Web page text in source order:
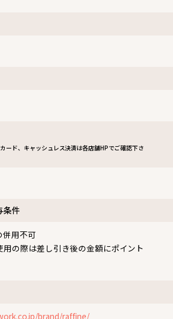
ード、キャッシュレス決済は各店舗HPでご確認下さ
条件
併用不可
の際は差し引き後の金額にポイント
brand/raffine/